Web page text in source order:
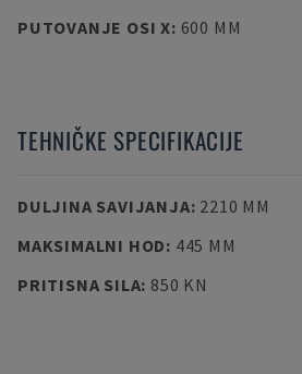
PUTOVANJE OSI X: 600 MM
TEHNIČKE SPECIFIKACIJE
DULJINA SAVIJANJA: 2210 MM
MAKSIMALNI HOD: 445 MM
PRITISNA SILA: 850 KN